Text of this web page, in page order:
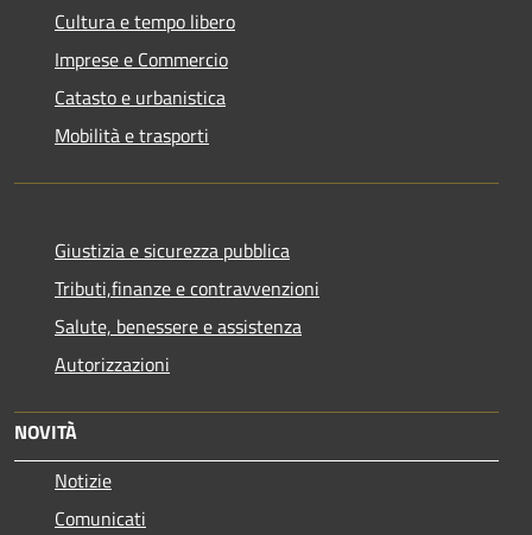
Cultura e tempo libero
Imprese e Commercio
Catasto e urbanistica
Mobilità e trasporti
Giustizia e sicurezza pubblica
Tributi,finanze e contravvenzioni
Salute, benessere e assistenza
Autorizzazioni
NOVITÀ
Notizie
Comunicati